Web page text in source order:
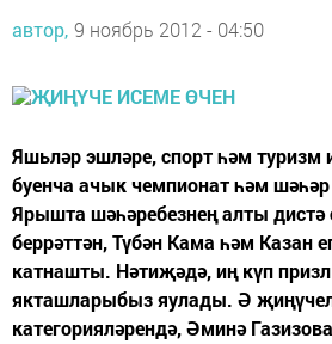
автор, 9 ноябрь 2012 - 04:50
Яшьләр эшләре, спорт һәм туризм
буенча ачык чемпионат һәм шәһәр
Ярышта шәһәребезнең алты
беррәттән, Түбән Кама һәм Казан
катнашты. Нәтиҗәдә, иң күп
якташларыбыз яулады. Ә
категорияләрендә, Әминә